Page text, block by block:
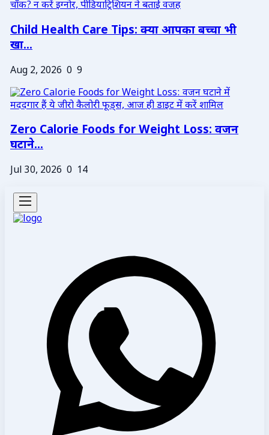
Child Health Care Tips: क्या आपका बच्चा भी
खा...
Aug 2, 2026 0 9
Zero Calorie Foods for Weight Loss: वजन
घटाने...
Jul 30, 2026 0 14